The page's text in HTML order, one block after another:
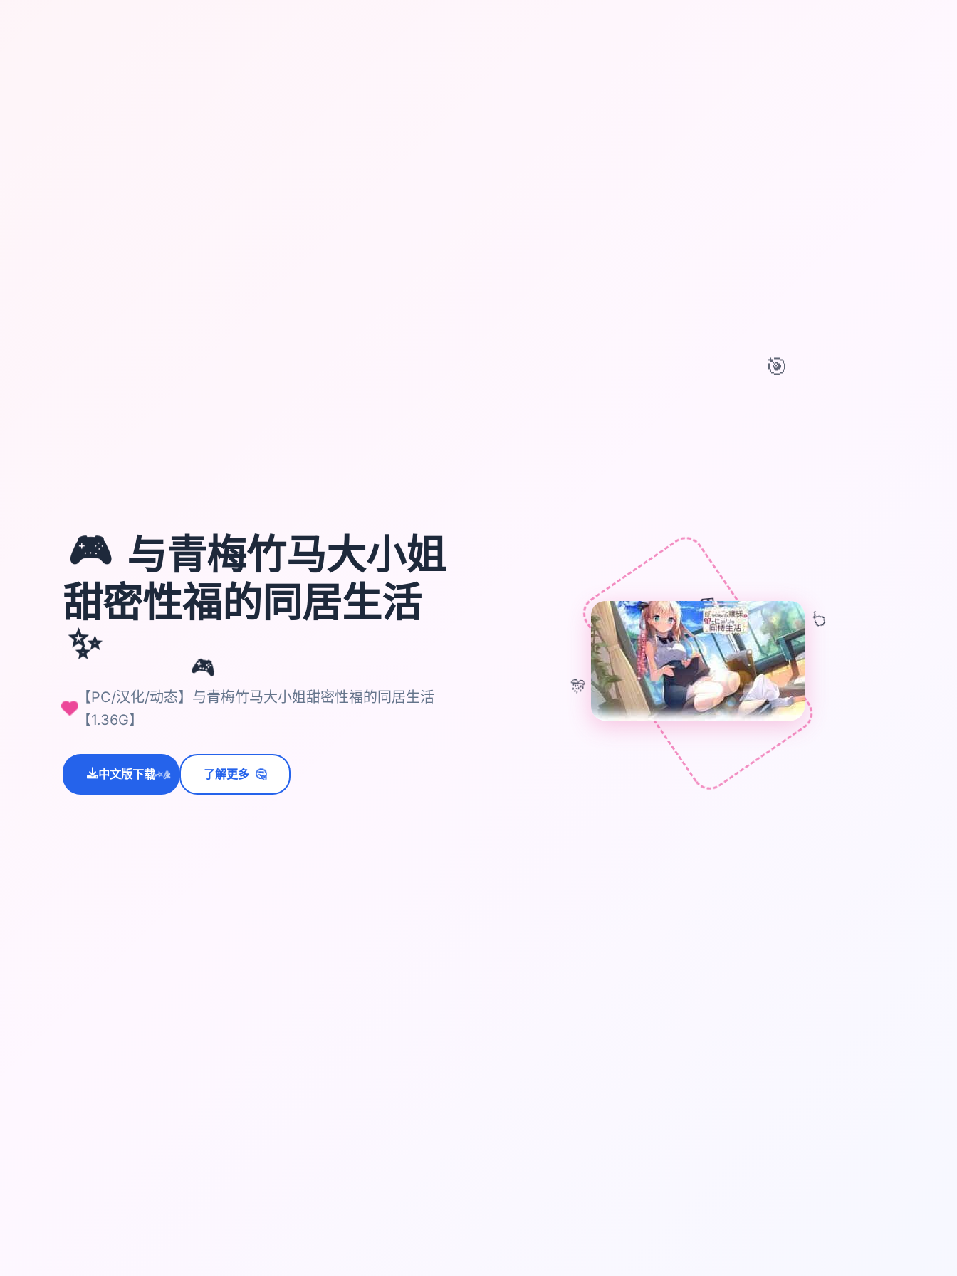
🎮
🎯
🎮 与青梅竹马大小姐
甜密性福的同居生活
✨
【PC/汉化/动态】与青梅竹马大小姐甜密性福的同居生活
【1.36G】
中文版下载
✨⭐💫 了解更多 🤔
🎈
🎊
🎁